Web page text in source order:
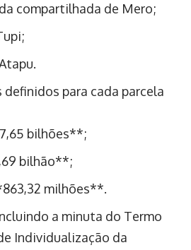
compartilhada de Mero;
definidos para cada parcela
bilhões**;
bilhão**;
milhões**.
a minuta do Termo
Individualização da